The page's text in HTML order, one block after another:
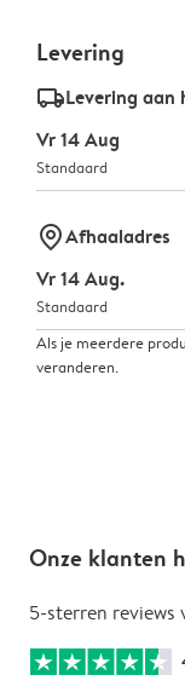
Levering
delivery_standard_v2Levering aan
Vr 14 Aug
Standaard
marker-pinAfhaaladres
Vr 14 Aug.
Standaard
Als je meerdere
veranderen.
Onze klanten
5-sterren reviews